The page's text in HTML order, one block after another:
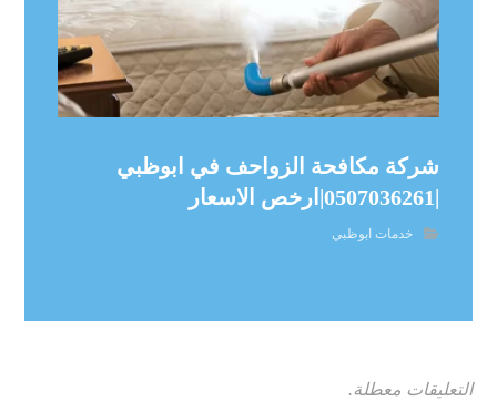
شركة مكافحة الزواحف في ابوظبي
|0507036261|ارخص الاسعار
خدمات ابوظبي
التعليقات معطلة.